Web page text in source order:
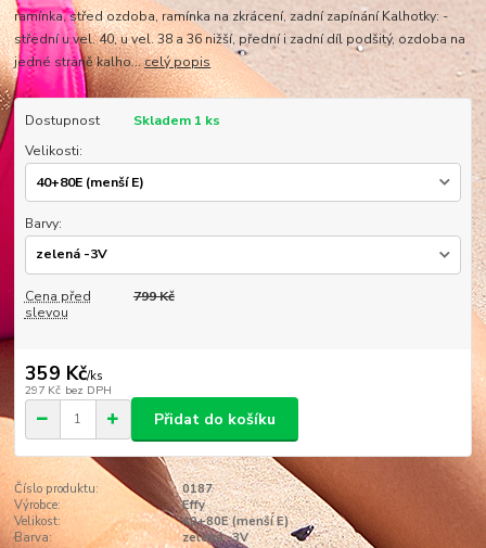
ramínka, střed ozdoba, ramínka na zkrácení, zadní zapínání Kalhotky: -
střední u vel. 40, u vel. 38 a 36 nižší, přední i zadní díl podšitý, ozdoba na
jedné straně kalho...celý popis
Dostupnost
Skladem 1 ks
Velikosti:
Barvy:
Cena před
slevou
799 Kč
359 Kč/ks
297 Kč bez DPH
Přidat do košíku
Číslo produktu:
0187
Výrobce:
Effy
Velikost:
40+80E (menší E)
Barva:
zelená -3V